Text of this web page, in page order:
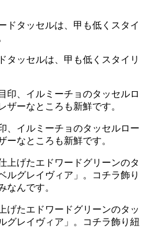
タッセルは、甲も低くスタイリ
、イルミーチョのタッセルロー
ーなところも新鮮です。
げたエドワードグリーンのタッ
グレイヴィア」。コチラ飾り紐